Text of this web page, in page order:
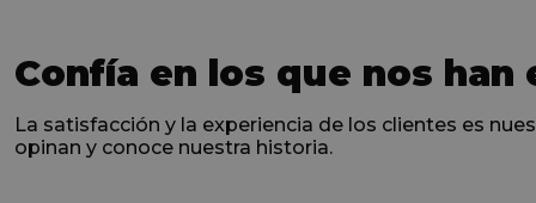
Confía en los que nos han
La satisfacción y la experiencia de los clientes es
opinan y conoce nuestra historia.